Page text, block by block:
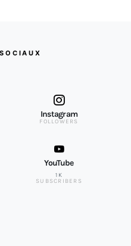
Instagram
FOLLOWERS
YouTube
1K
SUBSCRIBERS